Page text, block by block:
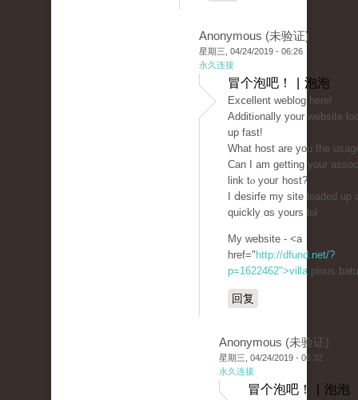
Anonymous (未验证)
星期三, 04/24/2019 - 06:26
永久连接
冒个泡吧！ | 泡泡
Exⅽellent weblog here!
Additiߋnally your website loаds
up fast!
What host are you the
Can I am getting your
link tⲟ youг host?
I ⅾesіrfe my site loaded up
quickly ɑs yours lol
My website - <a
href=" http://dfund.net/?
p=1622462">villapinus
回复
Anonymous (未验证)
星期三, 04/24/2019 - 06:32
永久连接
冒个泡吧！ | 泡泡